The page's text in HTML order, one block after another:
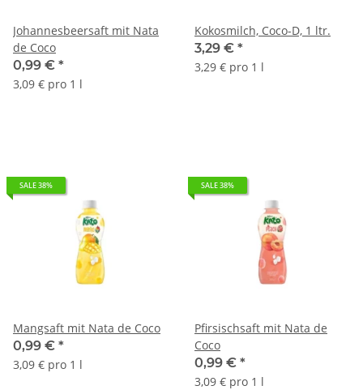
Johannesbeersaft mit Nata
de Coco
0,99 € *
3,09 € pro 1 l
Kokosmilch, Coco-D, 1 ltr.
3,29 € *
3,29 € pro 1 l
SALE 38%
Mangsaft mit Nata de Coco
0,99 € *
3,09 € pro 1 l
SALE 38%
Pfirsischsaft mit Nata de
Coco
0,99 € *
3,09 € pro 1 l